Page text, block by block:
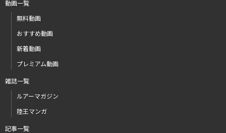
動画一覧
無料動画
おすすめ動画
新着動画
プレミアム動画
雑誌一覧
ルアーマガジン
陸王マンガ
記事一覧